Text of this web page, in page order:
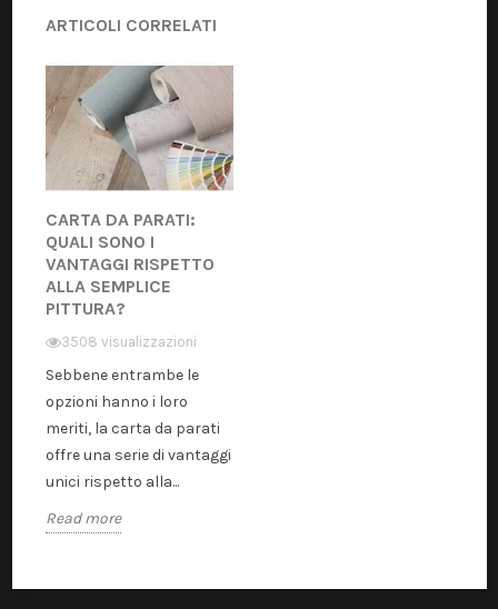
ARTICOLI CORRELATI
CARTA DA PARATI:
QUALI SONO I
VANTAGGI RISPETTO
ALLA SEMPLICE
PITTURA?
3508 visualizzazioni
Sebbene entrambe le
opzioni hanno i loro
meriti, la carta da parati
offre una serie di vantaggi
unici rispetto alla...
Read more